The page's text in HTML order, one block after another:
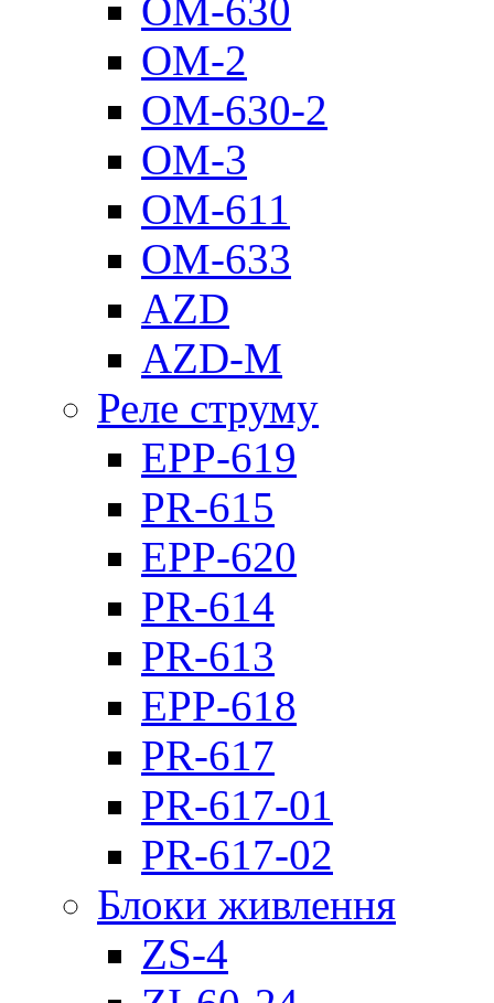
ОМ-630
ОМ-2
ОМ-630-2
ОМ-3
ОМ-611
ОМ-633
AZD
AZD-M
Реле струму
EPP-619
PR-615
EPP-620
PR-614
PR-613
EPP-618
PR-617
PR-617-01
PR-617-02
Блоки живлення
ZS-4